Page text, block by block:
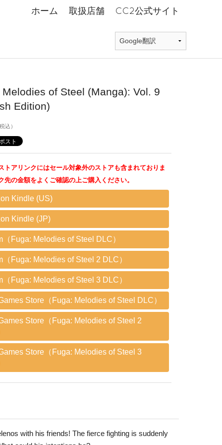
ホーム 取扱店舗 CC2公式サイト
Melodies of Steel (Manga): Vol. 9
Edition)
込）
トアリンクにはセール対象外のストアも含まれておりま
先の金額をよくご確認の上ご購入ください。
Kindle (US)
Kindle (JP)
（Fuga: Melodies of Steel DLC）
（Fuga: Melodies of Steel 2 DLC）
（Fuga: Melodies of Steel 3 DLC）
Store（Fuga: Melodies of Steel DLC）
Store（Fuga: Melodies of Steel 2
Store（Fuga: Melodies of Steel 3
with his friends! The fierce fighting is suddenly